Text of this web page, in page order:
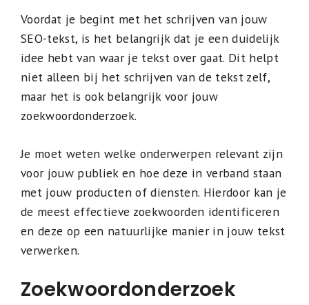
Voordat je begint met het schrijven van jouw
SEO-tekst, is het belangrijk dat je een duidelijk
idee hebt van waar je tekst over gaat. Dit helpt
niet alleen bij het schrijven van de tekst zelf,
maar het is ook belangrijk voor jouw
zoekwoordonderzoek.
Je moet weten welke onderwerpen relevant zijn
voor jouw publiek en hoe deze in verband staan
met jouw producten of diensten. Hierdoor kan je
de meest effectieve zoekwoorden identificeren
en deze op een natuurlijke manier in jouw tekst
verwerken.
Zoekwoordonderzoek